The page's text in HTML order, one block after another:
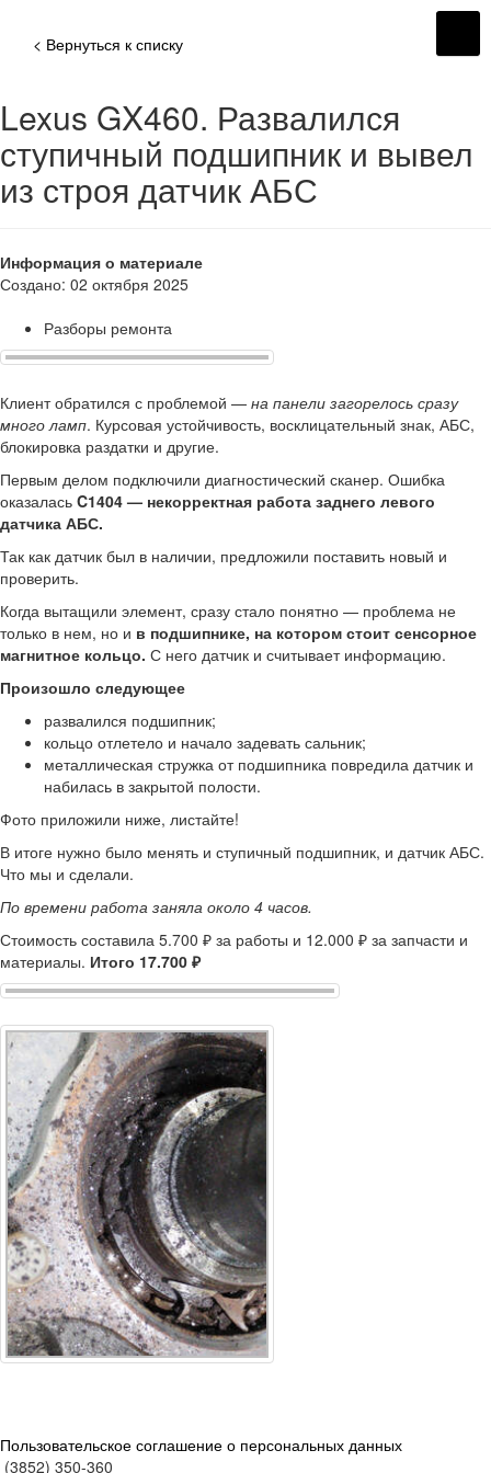
< Вернуться к списку
Lexus GX460. Развалился
ступичный подшипник и вывел
из строя датчик АБС
Информация о материале
Создано: 02 октября 2025
Разборы ремонта
Клиент обратился с проблемой — на панели загорелось сразу
много ламп. Курсовая устойчивость, восклицательный знак, АБС,
блокировка раздатки и другие.
Первым делом подключили диагностический сканер. Ошибка
оказалась C1404 — некорректная работа заднего левого
датчика АБС.
Так как датчик был в наличии, предложили поставить новый и
проверить.
Когда вытащили элемент, сразу стало понятно — проблема не
только в нем, но и в подшипнике, на котором стоит сенсорное
магнитное кольцо. С него датчик и считывает информацию.
Произошло следующее
развалился подшипник;
кольцо отлетело и начало задевать сальник;
металлическая стружка от подшипника повредила датчик и
набилась в закрытой полости.
Фото приложили ниже, листайте!
В итоге нужно было менять и ступичный подшипник, и датчик АБС.
Что мы и сделали.
По времени работа заняла около 4 часов.
Стоимость составила 5.700 ₽ за работы и 12.000 ₽ за запчасти и
материалы. Итого 17.700 ₽
Пользовательское соглашение о персональных данных
(3852) 350-360